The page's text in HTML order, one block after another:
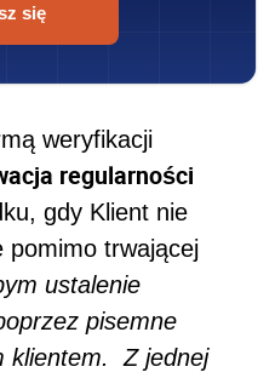
się
weryfikacji
regularności
gdy Klient nie
pomimo trwającej
ustalenie
pisemne
klientem. Z jednej